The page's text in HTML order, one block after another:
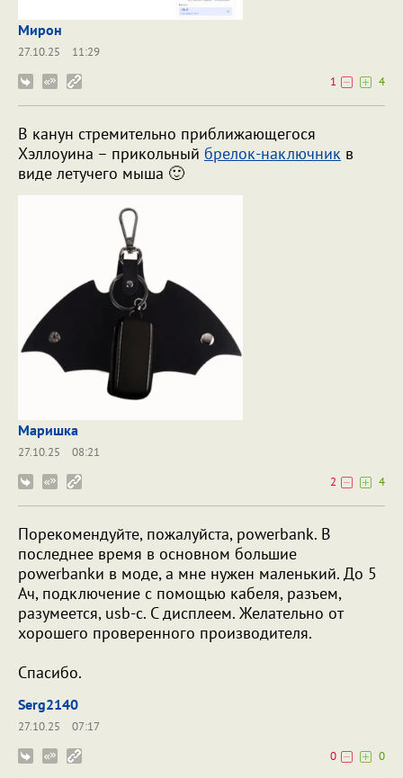
Мирон
27.10.25
11:29
1
4
В канун стремительно приближающегося
Хэллоуина – прикольный брелок-наключник в
виде летучего мыша 🙂
Маришка
27.10.25
08:21
2
4
Порекомендуйте, пожалуйста, powerbank. В
последнее время в основном большие
powerbankи в моде, а мне нужен маленький. До 5
Ач, подключение с помощью кабеля, разъем,
разумеется, usb-c. С дисплеем. Желательно от
хорошего проверенного производителя.
Спасибо.
Serg2140
27.10.25
07:17
0
0